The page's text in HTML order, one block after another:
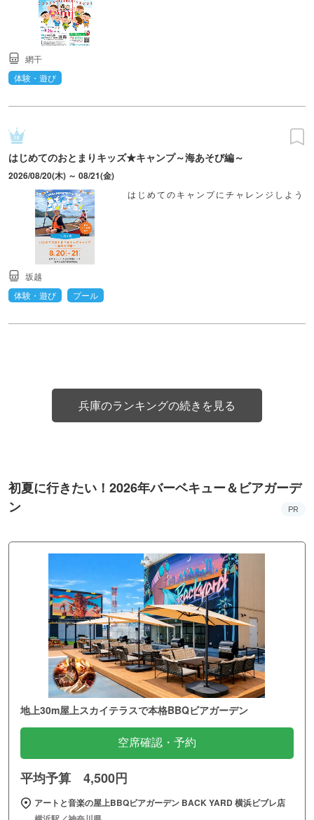
網干
体験・遊び
はじめてのおとまりキッズ★キャンプ～海あそび編～
2026/08/20(木) ～ 08/21(金)
はじめてのキャンプにチャレンジしよう
坂越
体験・遊び
プール
兵庫のランキングの続きを見る
初夏に行きたい！2026年バーベキュー＆ビアガーデ
ン
PR
地上30m屋上スカイテラスで本格BBQビアガーデン
空席確認・予約
平均予算 4,500円
アートと音楽の屋上BBQビアガーデン BACK YARD 横浜ビブレ店